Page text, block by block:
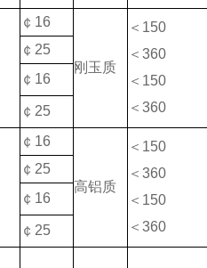
￠16
刚玉质
＜150
＜360
＜150
＜360
￠25
￠16
￠25
￠16
高铝质
＜150
＜360
＜150
＜360
￠25
￠16
￠25